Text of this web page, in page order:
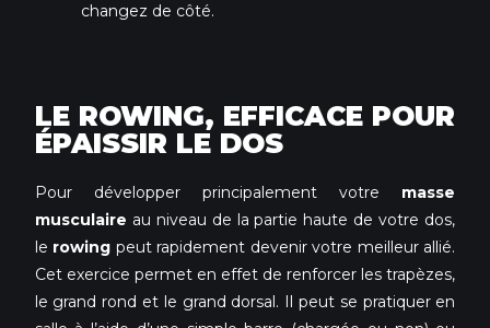
changez de côté.
LE ROWING, EFFICACE POUR
ÉPAISSIR LE DOS
Pour développer principalement votre masse
musculaire au niveau de la partie haute de votre dos,
le rowing peut rapidement devenir votre meilleur allié.
Cet exercice permet en effet de renforcer les trapèzes,
le grand rond et le grand dorsal. Il peut se pratiquer en